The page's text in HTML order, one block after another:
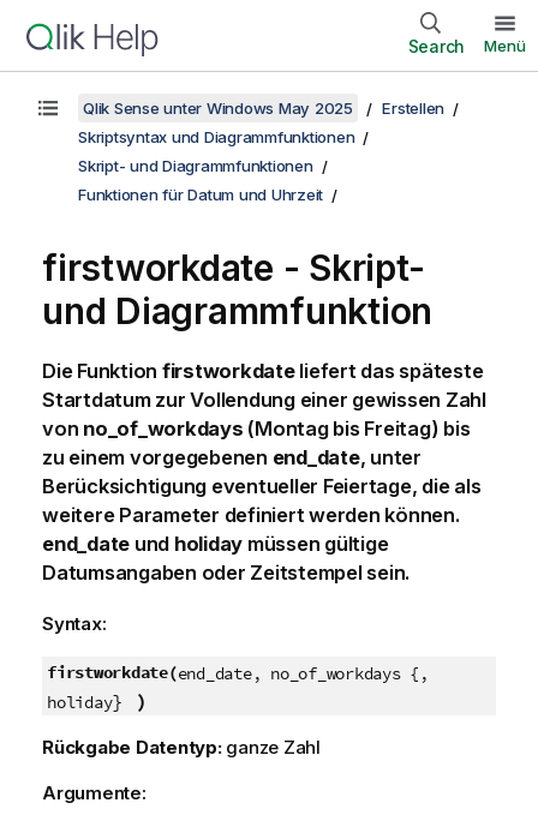
Search Menü
Qlik Sense unter Windows May 2025
Erstellen
Skriptsyntax und Diagrammfunktionen
Skript- und Diagrammfunktionen
Funktionen für Datum und Uhrzeit
firstworkdate - Skript-
und Diagrammfunktion
Die Funktion firstworkdateliefert das späteste
Startdatum zur Vollendung einer gewissen Zahl
von no_of_workdays (Montag bis Freitag) bis
zu einem vorgegebenen end_date, unter
Berücksichtigung eventueller Feiertage, die als
weitere Parameter definiert werden können.
end_date und holiday müssen gültige
Datumsangaben oder Zeitstempel sein.
Syntax:
firstworkdate(end_date, no_of_workdays {,
holiday} )
Rückgabe Datentyp: ganze Zahl
Argumente: